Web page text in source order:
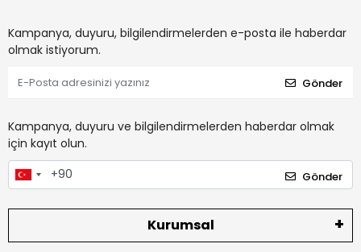
Kampanya, duyuru, bilgilendirmelerden e-posta ile haberdar
olmak istiyorum.
Gönder
Kampanya, duyuru ve bilgilendirmelerden haberdar olmak
için kayıt olun.
Gönder
Kurumsal